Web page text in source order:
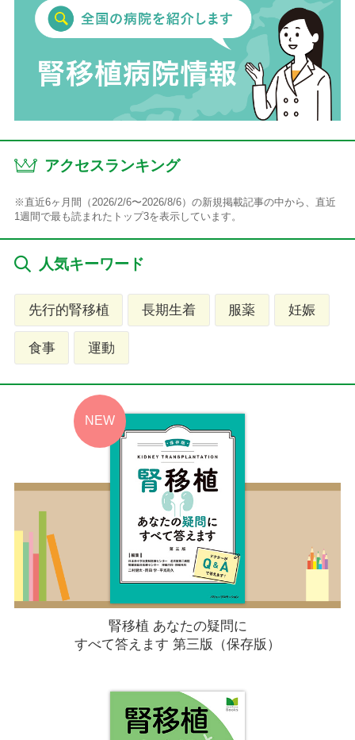
アクセスランキング
※直近6ヶ月間（2026/2/6〜2026/8/6）の新規掲載記事の中から、直近
1週間で最も読まれたトップ3を表示しています。
人気キーワード
先行的腎移植 長期生着 服薬 妊娠
食事 運動
腎移植 あなたの疑問に
すべて答えます 第三版（保存版）